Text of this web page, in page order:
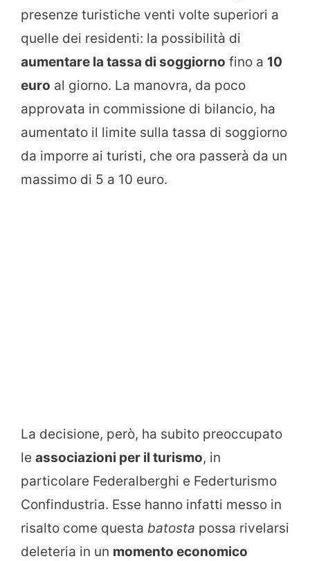
presenze turistiche venti volte superiori a
quelle dei residenti: la possibilità di
aumentare la tassa di soggiorno fino a 10
euro al giorno. La manovra, da poco
approvata in commissione di bilancio, ha
aumentato il limite sulla tassa di soggiorno
da imporre ai turisti, che ora passerà da un
massimo di 5 a 10 euro.
La decisione, però, ha subito preoccupato
le associazioni per il turismo, in
particolare Federalberghi e Federturismo
Confindustria. Esse hanno infatti messo in
risalto come questa batosta possa rivelarsi
deleteria in un momento economico